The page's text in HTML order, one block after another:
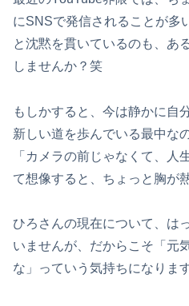
にSNSで発信されることが多
と沈黙を貫いているのも、あ
しませんか？笑
もしかすると、今は静かに自
新しい道を歩んでいる最中な
「カメラの前じゃなくて、人
て想像すると、ちょっと胸が
ひろさんの現在について、は
いませんが、だからこそ「元
な」っていう気持ちになりま